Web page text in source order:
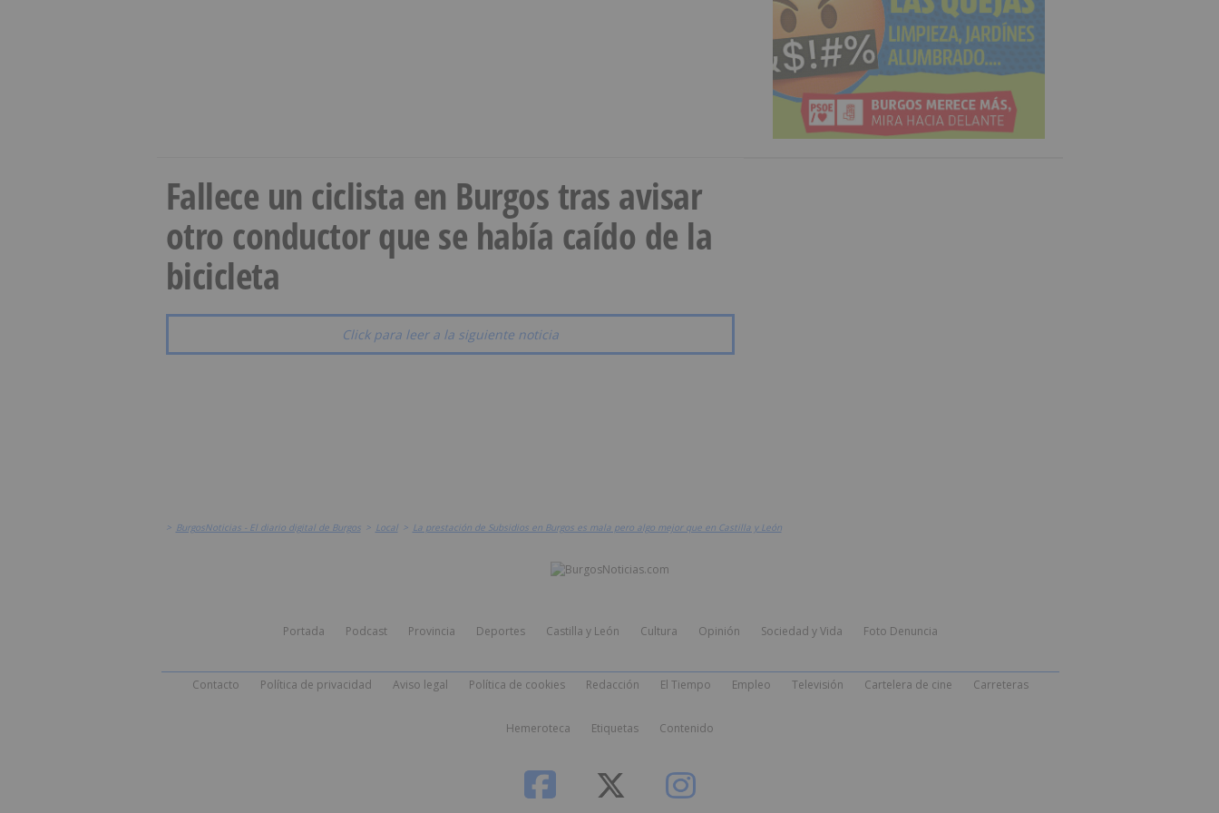
Fallece un ciclista en Burgos tras avisar
otro conductor que se había caído de la
bicicleta
Click para leer a la siguiente noticia
> BurgosNoticias - El diario digital de Burgos > Local > La prestación de Subsidios en Burgos es mala pero algo mejor que en Castilla y León
Portada Podcast Provincia Deportes Castilla y León Cultura Opinión Sociedad y Vida Foto Denuncia
Contacto Política de privacidad Aviso legal Política de cookies Redacción El Tiempo Empleo Televisión Cartelera de cine Carreteras
Hemeroteca Etiquetas Contenido